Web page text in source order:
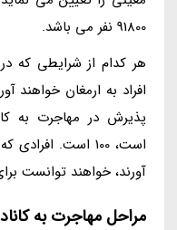
91800 نفر می باشد.
هر کدام از شرایطی که در
افراد به ارمغان خواهند
پذیرش در مهاجرت به
آورند، خواهند توانست
مراحل مهاجرت به